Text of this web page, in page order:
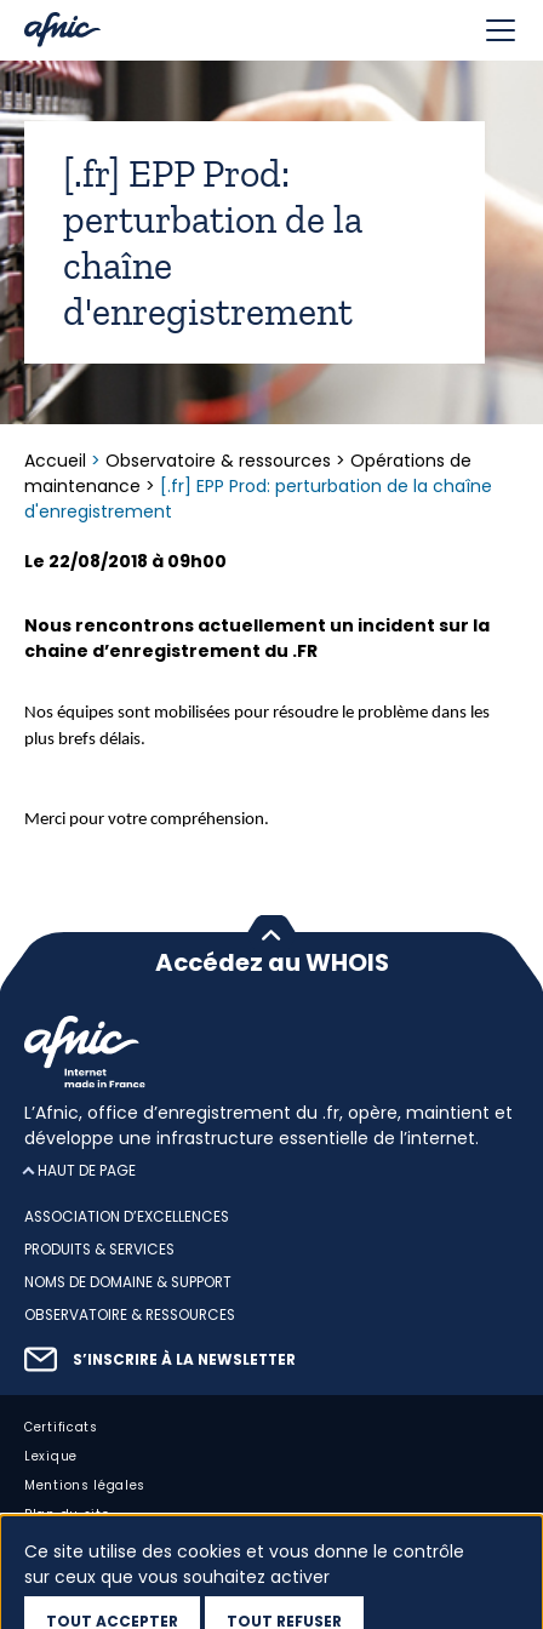
[.fr] EPP Prod:
perturbation de la
chaîne
d'enregistrement
Accueil > Observatoire & ressources > Opérations de
maintenance > [.fr] EPP Prod: perturbation de la chaîne
d'enregistrement
Le 22/08/2018 à 09h00
Nous rencontrons actuellement un incident sur la
chaine d’enregistrement du .FR
Nos équipes sont mobilisées pour résoudre le problème dans les
plus brefs délais.
Merci pour votre compréhension.
Accédez au WHOIS
L’Afnic, office d’enregistrement du .fr, opère, maintient et
développe une infrastructure essentielle de l’internet.
HAUT DE PAGE
ASSOCIATION D’EXCELLENCES
PRODUITS & SERVICES
NOMS DE DOMAINE & SUPPORT
OBSERVATOIRE & RESSOURCES
S’INSCRIRE À LA NEWSLETTER
Certificats
Lexique
Mentions légales
Plan du site
Accessibilité : partiellement conforme
Cookies
Panneau de gestion des cookies
Ce site utilise des cookies et vous donne le contrôle
sur ceux que vous souhaitez activer
TOUT ACCEPTER TOUT REFUSER